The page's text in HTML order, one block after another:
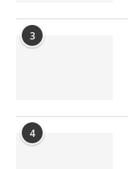
3
4